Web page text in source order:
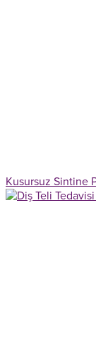
Kusursuz Sintine